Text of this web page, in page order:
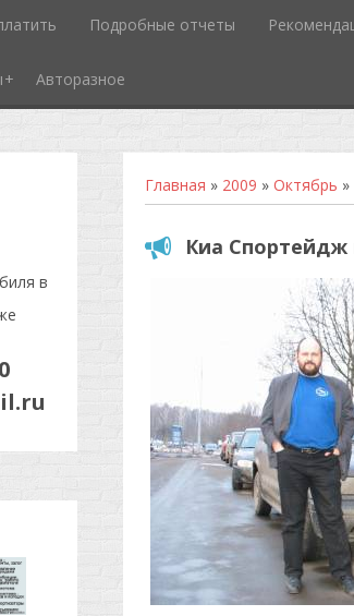
Подробные отчеты
Авторазное
в
Главная » 2009 » Октябрь »
Киа